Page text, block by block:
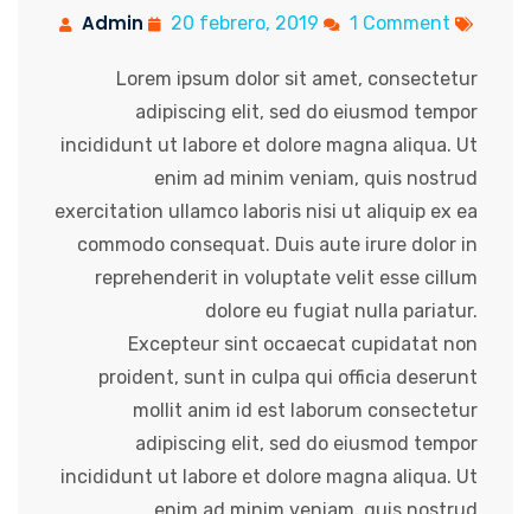
Admin 20 febrero, 2019 1 Comment
Lorem ipsum dolor sit amet, consectetur
adipiscing elit, sed do eiusmod tempor
incididunt ut labore et dolore magna aliqua. Ut
enim ad minim veniam, quis nostrud
exercitation ullamco laboris nisi ut aliquip ex ea
commodo consequat. Duis aute irure dolor in
reprehenderit in voluptate velit esse cillum
dolore eu fugiat nulla pariatur.
Excepteur sint occaecat cupidatat non
proident, sunt in culpa qui officia deserunt
mollit anim id est laborum consectetur
adipiscing elit, sed do eiusmod tempor
incididunt ut labore et dolore magna aliqua. Ut